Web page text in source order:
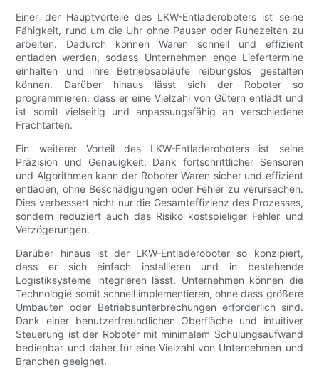
Einer der Hauptvorteile des LKW-Entladeroboters ist seine
Fähigkeit, rund um die Uhr ohne Pausen oder Ruhezeiten zu
arbeiten. Dadurch können Waren schnell und effizient
entladen werden, sodass Unternehmen enge Liefertermine
einhalten und ihre Betriebsabläufe reibungslos gestalten
können. Darüber hinaus lässt sich der Roboter so
programmieren, dass er eine Vielzahl von Gütern entlädt und
ist somit vielseitig und anpassungsfähig an verschiedene
Frachtarten.
Ein weiterer Vorteil des LKW-Entladeroboters ist seine
Präzision und Genauigkeit. Dank fortschrittlicher Sensoren
und Algorithmen kann der Roboter Waren sicher und effizient
entladen, ohne Beschädigungen oder Fehler zu verursachen.
Dies verbessert nicht nur die Gesamteffizienz des Prozesses,
sondern reduziert auch das Risiko kostspieliger Fehler und
Verzögerungen.
Darüber hinaus ist der LKW-Entladeroboter so konzipiert,
dass er sich einfach installieren und in bestehende
Logistiksysteme integrieren lässt. Unternehmen können die
Technologie somit schnell implementieren, ohne dass größere
Umbauten oder Betriebsunterbrechungen erforderlich sind.
Dank einer benutzerfreundlichen Oberfläche und intuitiver
Steuerung ist der Roboter mit minimalem Schulungsaufwand
bedienbar und daher für eine Vielzahl von Unternehmen und
Branchen geeignet.